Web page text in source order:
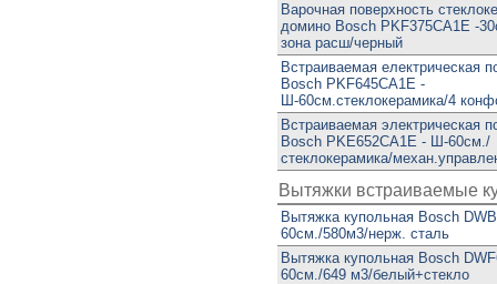
Варочная поверхность
домино Bosch PKF375CA1E -
зона расш/черный
Встраиваемая електрическая
Bosch PKF645CA1E -
Ш-60см.стеклокерамика/4
Встраиваемая электрическая
Bosch PKE652CA1E - Ш-60см./
стеклокерамика/
Вытяжки встраиваемые
Вытяжка купольная Bosch
60см./580м3/нерж. сталь
Вытяжка купольная Bosch
60см./649 м3/белый+стекло